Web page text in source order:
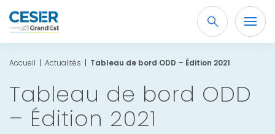
Recherche
OK
Accueil | Actualités | Tableau de bord ODD – Édition 2021
Tableau de bord ODD
– Édition 2021